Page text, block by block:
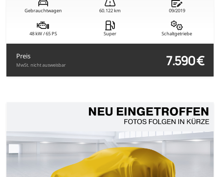
Gebrauchtwagen 60.122 km 09/2019
48 kW / 65 PS Super Schaltgetriebe
Preis
MwSt. nicht ausweisbar 7.590 €